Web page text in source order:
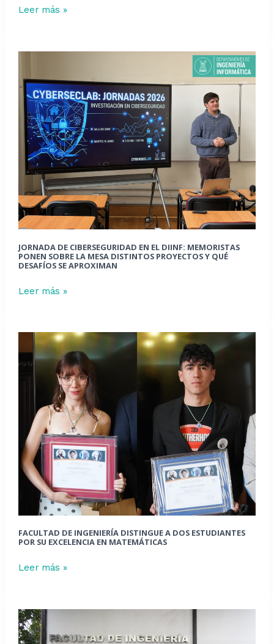
Leer más »
JORNADA DE CIBERSEGURIDAD EN EL DIINF: MEMORISTAS
PONEN SOBRE LA MESA DISTINTOS PROYECTOS Y QUÉ
DESAFÍOS SE APROXIMAN
ciberseguridad
en
el
DIINF:
Memoristas
ponen
sobre
mesa
distintos
y
qué
se
Leer más »
FACULTAD DE INGENIERÍA DISTINGUE A DOS ESTUDIANTES
POR SU EXCELENCIA EN MATEMÁTICAS
Facultad
de
Ingeniería
estudiantes
por
su
excelencia
matemáticas
Leer más »
Ingeniería
Civil